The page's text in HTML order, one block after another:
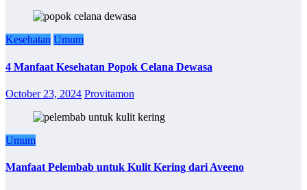
Kesehatan Umum
4 Manfaat Kesehatan Popok Celana Dewasa
October 23, 2024 Provitamon
Umum
Manfaat Pelembab untuk Kulit Kering dari Aveeno